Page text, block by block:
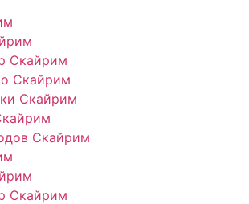
Скайрим
Скайрим
Скайрим
Скайрим
Скайрим